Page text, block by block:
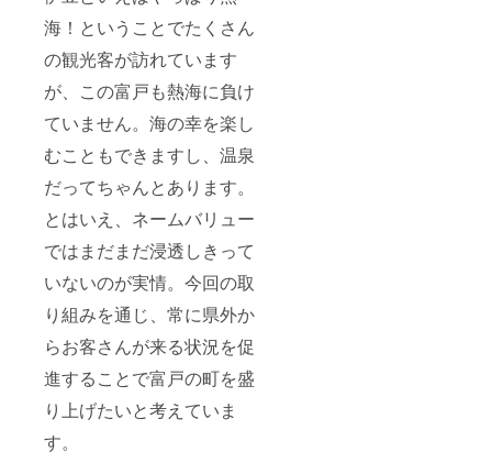
海！ということでたくさん
の観光客が訪れています
が、この富戸も熱海に負け
ていません。海の幸を楽し
むこともできますし、温泉
だってちゃんとあります。
とはいえ、ネームバリュー
ではまだまだ浸透しきって
いないのが実情。今回の取
り組みを通じ、常に県外か
らお客さんが来る状況を促
進することで富戸の町を盛
り上げたいと考えていま
す。